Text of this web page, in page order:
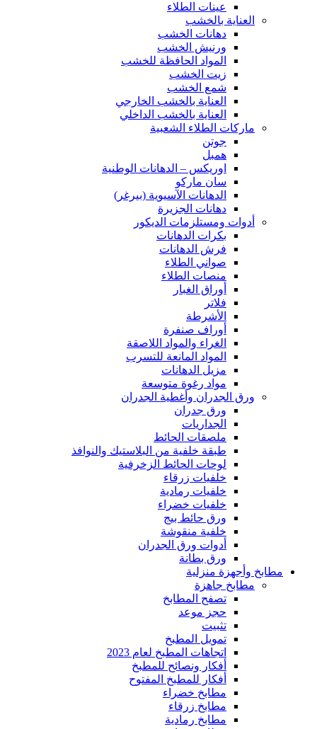
عينات الطلاء
العناية بالخشب
دهانات الخشب
ورنيش الخشب
المواد الحافظة للخشب
زيت الخشب
شمع الخشب
العناية بالخشب الخارجي
العناية بالخشب الداخلي
ماركات الطلاء الشعبية
جوتن
همبل
اوريكس – الدهانات الوطنية
سان ماركو
الدهانات الآسيوية (بيرغر)
دهانات الجزيرة
أدوات ومستلزمات الديكور
بكرات الدهانات
فرش الدهانات
صواني الطلاء
منصات الطلاء
أوراق الغبار
فلاتر
الأشرطة
أوراف صنفرة
الغراء والمواد اللاصقة
المواد المانعة للتسرب
مزيل الدهانات
مواد رغوة متوسعة
ورق الجدران وأغطية الجدران
ورق جدران
الجداريات
ملصقات الحائط
طبقة خلفية من البلاستيك والنوافذ
لوحات الحائط الزخرفية
خلفيات زرقاء
خلفيات رمادية
خلفيات خضراء
ورق حائط بيج
خلفية منقوشة
أدوات ورق الجدران
ورق بطانة
مطابخ وأجهزة منزلية
مطابخ جاهزة
تصفح المطابخ
حجز موعد
تثبيت
تمويل المطبخ
اتجاهات المطبخ لعام 2023
أفكار ونصائح للمطبخ
أفكار للمطبخ المفتوح
مطابخ خضراء
مطابخ زرقاء
مطابخ رمادية